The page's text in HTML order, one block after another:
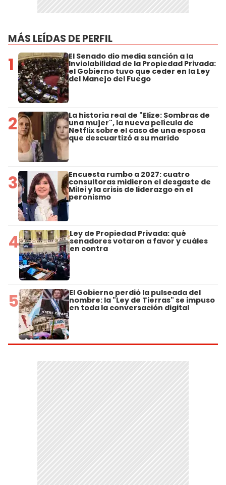
MÁS LEÍDAS DE PERFIL
1 El Senado dio media sanción a la
Inviolabilidad de la Propiedad Privada:
el Gobierno tuvo que ceder en la Ley
del Manejo del Fuego
2 La historia real de "Elize: Sombras de
una mujer", la nueva película de
Netflix sobre el caso de una esposa
que descuartizó a su marido
3 Encuesta rumbo a 2027: cuatro
consultoras midieron el desgaste de
Milei y la crisis de liderazgo en el
peronismo
4 Ley de Propiedad Privada: qué
senadores votaron a favor y cuáles
en contra
5 El Gobierno perdió la pulseada del
nombre: la "Ley de Tierras" se impuso
en toda la conversación digital